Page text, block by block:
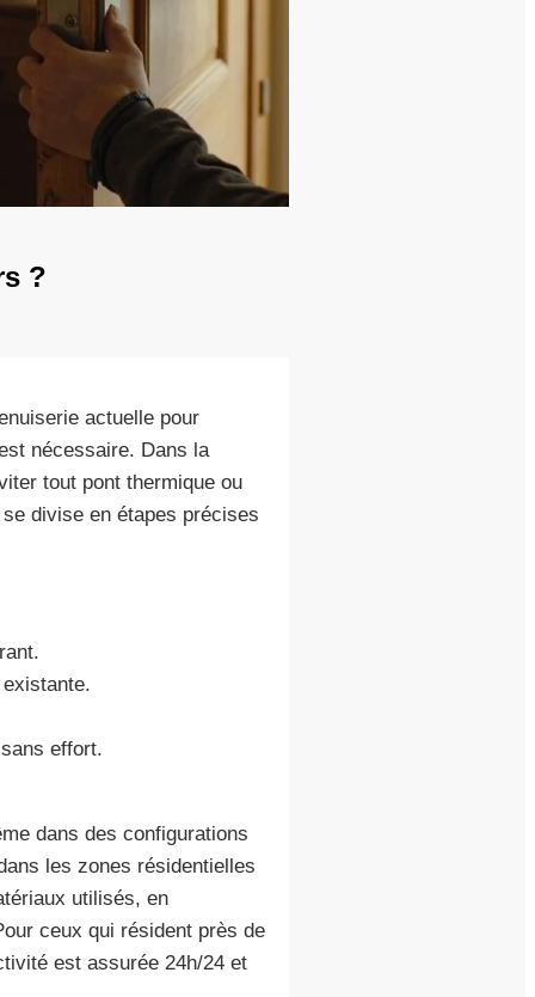
?
actuelle pour
nécessaire. Dans la
tout pont thermique ou
divise en étapes précises
effort.
dans des configurations
les zones résidentielles
utilisés, en
ceux qui résident près de
est assurée 24h/24 et